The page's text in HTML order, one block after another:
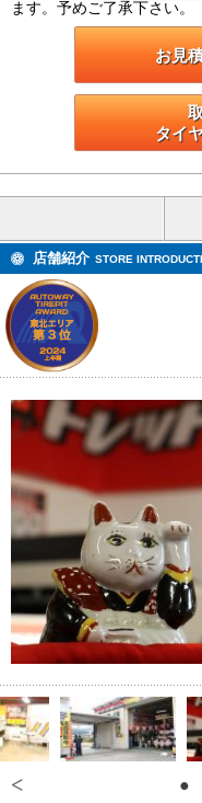
ます。予めご了承下さい。
お見
タイ
店舗紹介 STORE